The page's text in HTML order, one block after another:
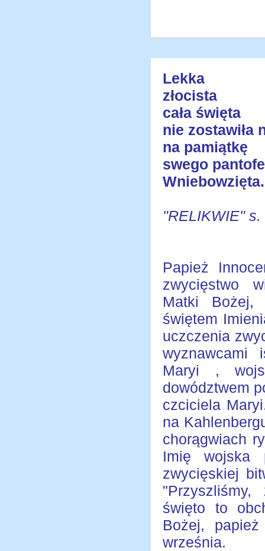
Lekka
złocista
cała święta
nie zostawiła
na pamiątkę
swego
Wniebowzięta.
"RELIKWIE"
Papież
zwycięstwo
Matki Bożej,
świętem
uczczenia
wyznawcami
Maryi ,
dowództwem
czciciela
na
chorągwiach
Imię wojska
zwycięskiej
"Przyszliśmy,
święto to
Bożej,
września.